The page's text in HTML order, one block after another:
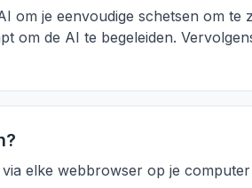
je eenvoudige schetsen om
om de AI te begeleiden.
elke webbrowser op je